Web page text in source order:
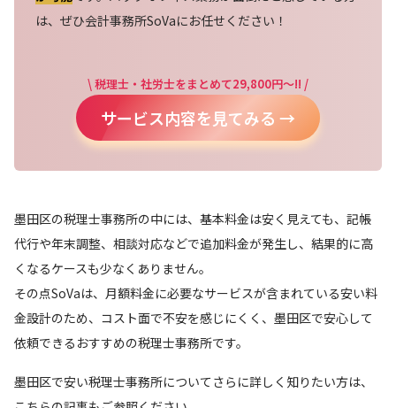
は、ぜひ会計事務所SoVaにお任せください！
\ 税理士・社労士をまとめて29,800円～!! /
サービス内容を見てみる →
墨田区の税理士事務所の中には、基本料金は安く見えても、記帳
代行や年末調整、相談対応などで追加料金が発生し、結果的に高
くなるケースも少なくありません。
その点SoVaは、月額料金に必要なサービスが含まれている安い料
金設計のため、コスト面で不安を感じにくく、墨田区で安心して
依頼できるおすすめの税理士事務所です。
墨田区で安い税理士事務所についてさらに詳しく知りたい方は、